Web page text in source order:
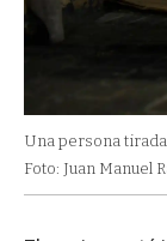
Una persona tirada
Foto: Juan Manuel